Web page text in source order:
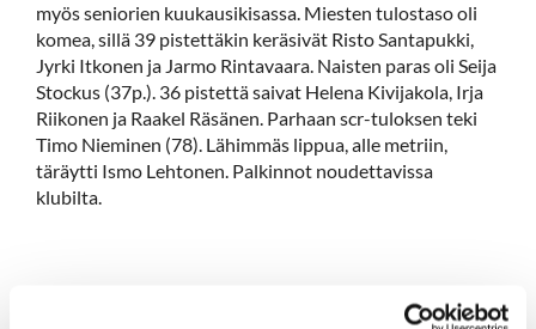
myös seniorien kuukausikisassa. Miesten tulostaso oli
komea, sillä 39 pistettäkin keräsivät Risto Santapukki,
Jyrki Itkonen ja Jarmo Rintavaara. Naisten paras oli Seija
Stockus (37p.). 36 pistettä saivat Helena Kivijakola, Irja
Riikonen ja Raakel Räsänen. Parhaan scr-tuloksen teki
Timo Nieminen (78). Lähimmäs lippua, alle metriin,
täräytti Ismo Lehtonen. Palkinnot noudettavissa
klubilta.